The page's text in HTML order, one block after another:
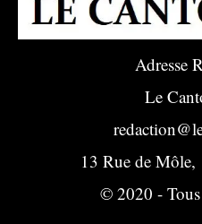
Adresse
Le
13 Rue de
© 2020 - Tous